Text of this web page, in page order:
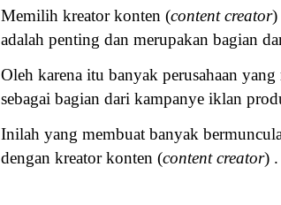
Memilih kreator konten (content creator)
adalah penting dan merupakan bagian
Oleh karena itu banyak perusahaan yang
sebagai bagian dari kampanye iklan
Inilah yang membuat banyak
dengan kreator konten (content creator) .